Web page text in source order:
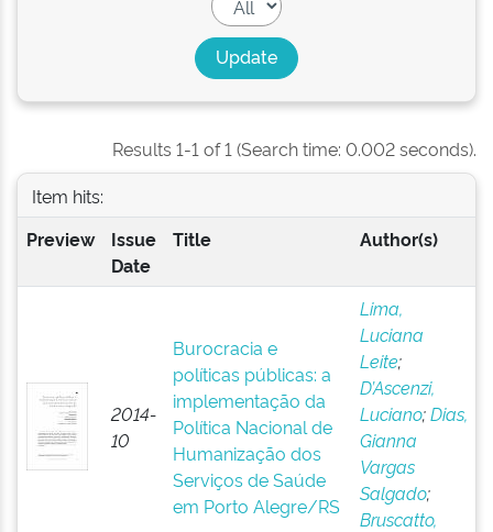
Results 1-1 of 1 (Search time: 0.002 seconds).
Item hits:
Preview
Issue
Date
Title Author(s)
2014-
10
Burocracia e
políticas públicas: a
implementação da
Política Nacional de
Humanização dos
Serviços de Saúde
em Porto Alegre/RS
Lima,
Luciana
Leite;
D’Ascenzi,
Luciano;Dias,
Gianna
Vargas
Salgado;
Bruscatto,